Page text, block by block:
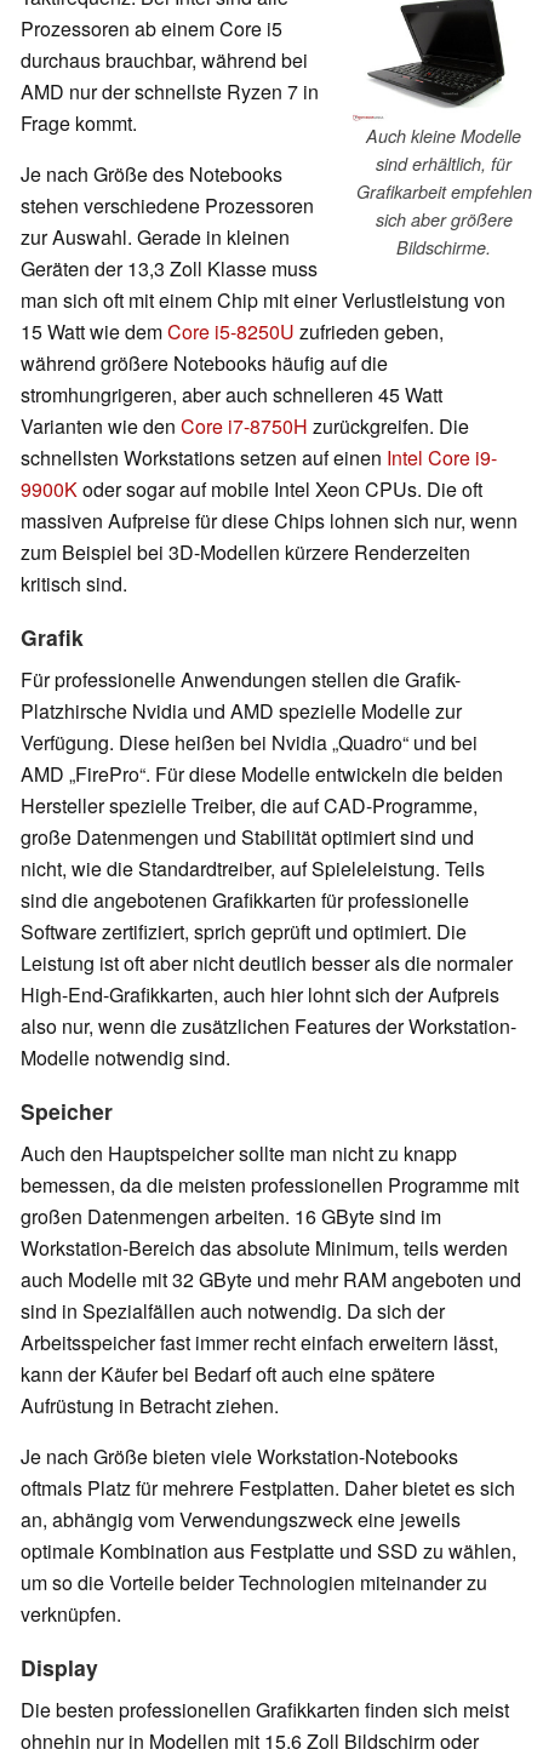
Auch kleine Modelle
sind erhältlich, für
Grafikarbeit empfehlen
sich aber größere
Bildschirme.
Prozessoren ab einem Core i5
durchaus brauchbar, während bei
AMD nur der schnellste Ryzen 7 in
Frage kommt.
Je nach Größe des Notebooks
stehen verschiedene Prozessoren
zur Auswahl. Gerade in kleinen
Geräten der 13,3 Zoll Klasse muss
man sich oft mit einem Chip mit einer Verlustleistung von
15 Watt wie demCore i5-8250U zufrieden geben,
während größere Notebooks häufig auf die
stromhungrigeren, aber auch schnelleren 45 Watt
Varianten wie den Core i7-8750H zurückgreifen. Die
schnellsten Workstations setzen auf einen Intel Core i9-
9900Koder sogar auf mobile Intel Xeon CPUs. Die oft
massiven Aufpreise für diese Chips lohnen sich nur, wenn
zum Beispiel bei 3D-Modellen kürzere Renderzeiten
kritisch sind.
Grafik
Für professionelle Anwendungen stellen die Grafik-
Platzhirsche Nvidia und AMD spezielle Modelle zur
Verfügung. Diese heißen bei Nvidia „Quadro“ und bei
AMD „FirePro“. Für diese Modelle entwickeln die beiden
Hersteller spezielle Treiber, die auf CAD-Programme,
große Datenmengen und Stabilität optimiert sind und
nicht, wie die Standardtreiber, auf Spieleleistung. Teils
sind die angebotenen Grafikkarten für professionelle
Software zertifiziert, sprich geprüft und optimiert. Die
Leistung ist oft aber nicht deutlich besser als die normaler
High-End-Grafikkarten, auch hier lohnt sich der Aufpreis
also nur, wenn die zusätzlichen Features der Workstation-
Modelle notwendig sind.
Speicher
Auch den Hauptspeicher sollte man nicht zu knapp
bemessen, da die meisten professionellen Programme mit
großen Datenmengen arbeiten. 16 GByte sind im
Workstation-Bereich das absolute Minimum, teils werden
auch Modelle mit 32 GByte und mehr RAM angeboten und
sind in Spezialfällen auch notwendig. Da sich der
Arbeitsspeicher fast immer recht einfach erweitern lässt,
kann der Käufer bei Bedarf oft auch eine spätere
Aufrüstung in Betracht ziehen.
Je nach Größe bieten viele Workstation-Notebooks
oftmals Platz für mehrere Festplatten. Daher bietet es sich
an, abhängig vom Verwendungszweck eine jeweils
optimale Kombination aus Festplatte und SSD zu wählen,
um so die Vorteile beider Technologien miteinander zu
verknüpfen.
Display
Die besten professionellen Grafikkarten finden sich meist
ohnehin nur in Modellen mit 15,6 Zoll Bildschirm oder